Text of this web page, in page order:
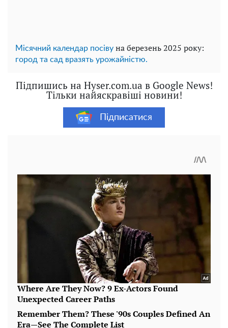
Місячний календар посіву на березень 2025 року:
город та сад вразять урожайністю.
Підпишись на Hyser.com.ua в Google News!
Тільки найяскравіші новини!
Підписатися